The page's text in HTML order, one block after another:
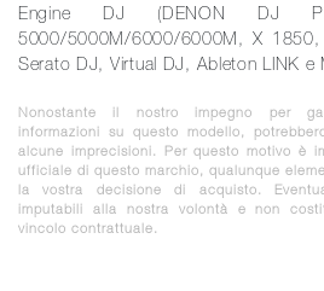
Engine DJ (DENON DJ
5000/5000M/6000/6000M, X 1850,
Serato DJ, Virtual DJ, Ableton LINK e
Nonostante il nostro impegno per
informazioni su questo modello,
alcune imprecisioni. Per questo motivo è
ufficiale di questo marchio, qualunque
la vostra decisione di acquisto.
imputabili alla nostra volontà e non
vincolo contrattuale.